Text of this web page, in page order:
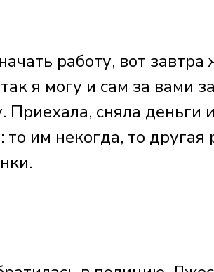
работу, вот завтра
я могу и сам за вами
сняла деньги
то им некогда, то